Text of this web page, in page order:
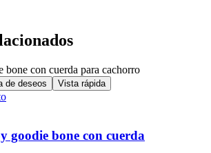
de deseos Vista rápida
goodie bone con cuerda